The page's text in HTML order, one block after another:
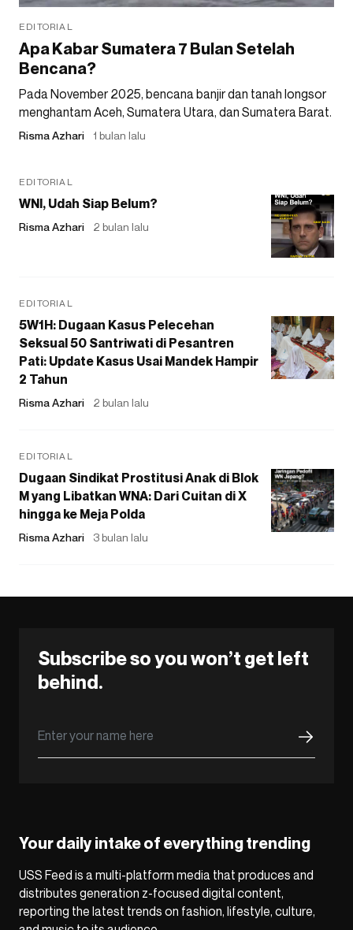
EDITORIAL
Apa Kabar Sumatera 7 Bulan Setelah
Bencana?
Pada November 2025, bencana banjir dan tanah longsor
menghantam Aceh, Sumatera Utara, dan Sumatera Barat.
Risma Azhari 1 bulan lalu
EDITORIAL
WNI, Udah Siap Belum?
Risma Azhari 2 bulan lalu
EDITORIAL
5W1H: Dugaan Kasus Pelecehan
Seksual 50 Santriwati di Pesantren
Pati: Update Kasus Usai Mandek Hampir
2 Tahun
Risma Azhari 2 bulan lalu
EDITORIAL
Dugaan Sindikat Prostitusi Anak di Blok
M yang Libatkan WNA: Dari Cuitan di X
hingga ke Meja Polda
Risma Azhari 3 bulan lalu
Subscribe so you won’t get left
behind.
Your daily intake of everything trending
USS Feed is a multi-platform media that produces and
distributes generation z-focused digital content,
reporting the latest trends on fashion, lifestyle, culture,